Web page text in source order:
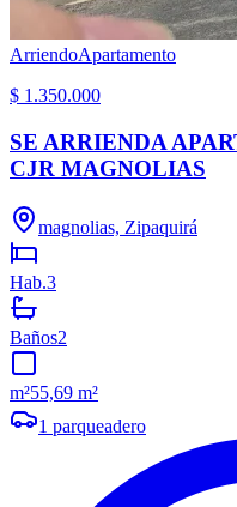
ArriendoApartamento
$ 1.350.000
SE ARRIENDA
CJR MAGNOLIAS
magnolias, Zipaquirá
Hab.3
Baños2
m²55,69 m²
1 parqueadero